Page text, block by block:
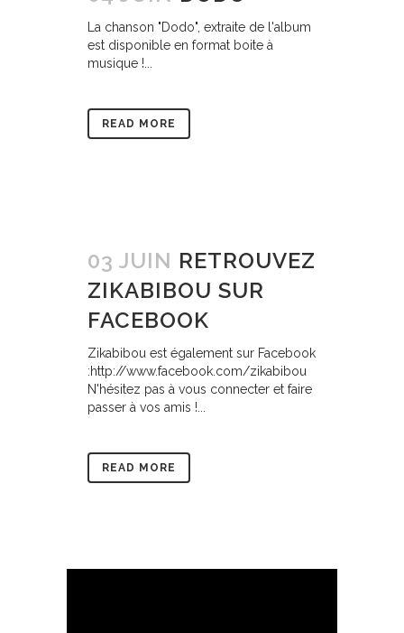
La chanson "Dodo", extraite de l'album
est disponible en format boite à
musique !...
READ MORE
03 JUIN RETROUVEZ
ZIKABIBOU SUR
FACEBOOK
Zikabibou est également sur Facebook
:http://www.facebook.com/zikabibou
N'hésitez pas à vous connecter et faire
passer à vos amis !...
READ MORE